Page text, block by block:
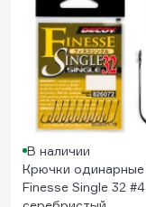
В наличии
Крючки одинарные
Finesse Single 32